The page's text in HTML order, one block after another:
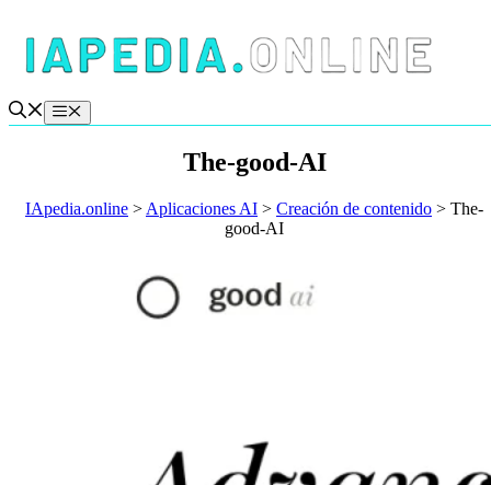
contenido
Menú
The-good-AI
IApedia.online > Aplicaciones AI > Creación de contenido > The-
good-AI